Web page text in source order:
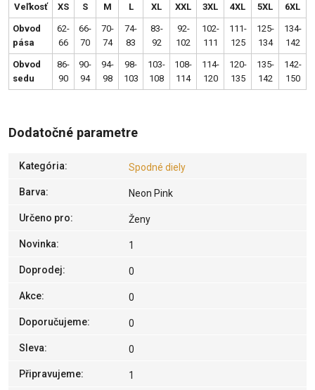
Veľkosť XS S M L XL XXL 3XL 4XL 5XL 6XL
Obvod
pása
62-
66
66-
70
70-
74
74-
83
83-
92
92-
102
102-
111
111-
125
125-
134
134-
142
Obvod
sedu
86-
90
90-
94
94-
98
98-
103
103-
108
108-
114
114-
120
120-
135
135-
142
142-
150
Dodatočné parametre
Kategória: Spodné diely
Barva: Neon Pink
Určeno pro: Ženy
Novinka: 1
Doprodej: 0
Akce: 0
Doporučujeme: 0
Sleva: 0
Připravujeme: 1